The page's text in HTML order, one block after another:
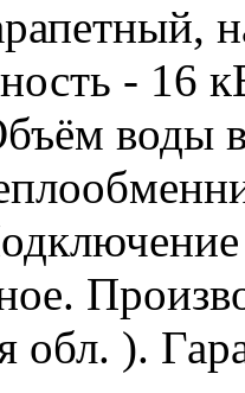
- 16
воды
обл. ).